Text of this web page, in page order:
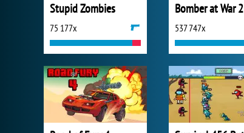
Stupid Zombies
75 177x
Bomber at War 2
537 747x